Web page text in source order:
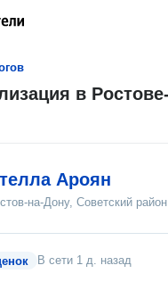
в
Ароян
на-Дону, Советский район
В сети 1 д. назад